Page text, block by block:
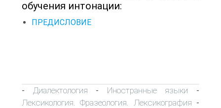
обучения интонации:
ПРЕДИСЛОВИЕ
- Диалектология - Иностранные языки -
Лексикология. Фразеология. Лексикография -